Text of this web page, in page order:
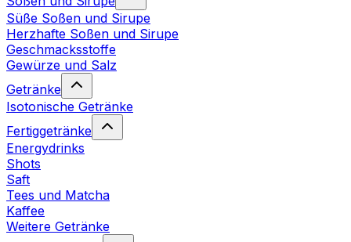
Süße Soßen und Sirupe
Herzhafte Soßen und Sirupe
Geschmacksstoffe
Gewürze und Salz
Getränke
Isotonische Getränke
Fertiggetränke
Energydrinks
Shots
Saft
Tees und Matcha
Kaffee
Weitere Getränke